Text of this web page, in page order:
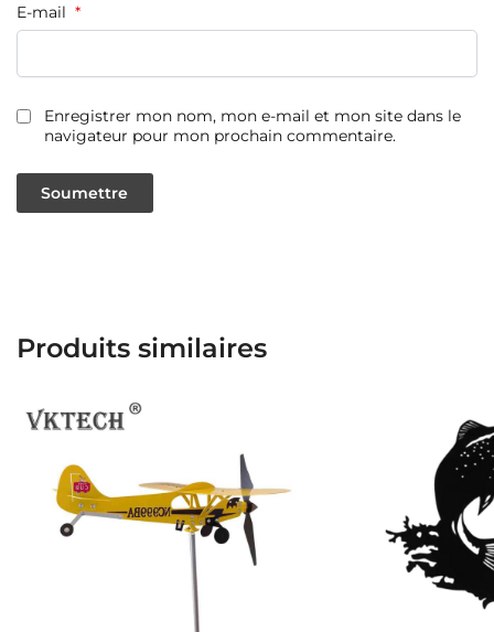
E-mail *
Enregistrer mon nom, mon e-mail et mon site dans le
navigateur pour mon prochain commentaire.
Produits similaires